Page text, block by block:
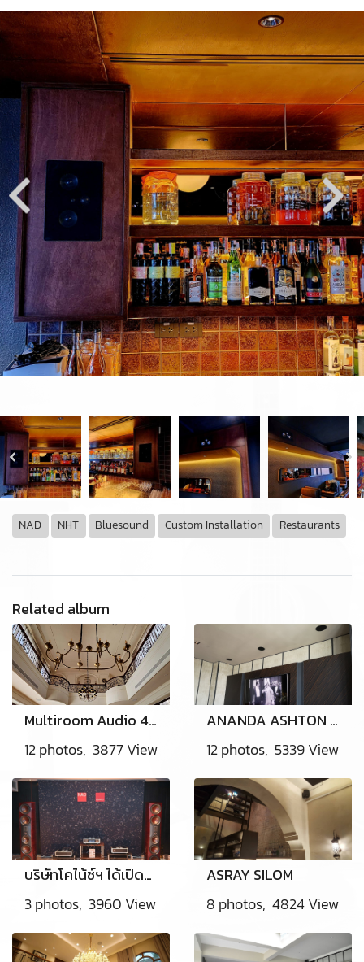
NAD NHT Bluesound Custom Installation Restaurants
Related album
Multiroom Audio 4 Zone/4source @Toscana Khaoyai
12 photos, 3877 View
ANANDA ASHTON SILOM
12 photos, 5339 View
บริษัทโคไน้ซ์ฯ ได้เปิดตัวสินค้าใหม่ล่าสุด NAD Master series M66, M23 และลำโพงไฮเอ็นด์ระดับเรือธง DALI EPIKORE 11
3 photos, 3960 View
ASRAY SILOM
8 photos, 4824 View